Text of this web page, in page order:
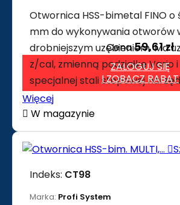
Otwornica HSS-bimetal FINO o
mm do wykonywania otworów
drobniejszym uzębieniem. Ma
z/cal, zmienną podziałkę Vario
specjalnej stali stopowej
Cena59,61 zł
ZALOGUJ SIĘ
I ZOBACZ RABAT
Więcej
 W magazynie

Indeks: CT98
Marka: Profi System